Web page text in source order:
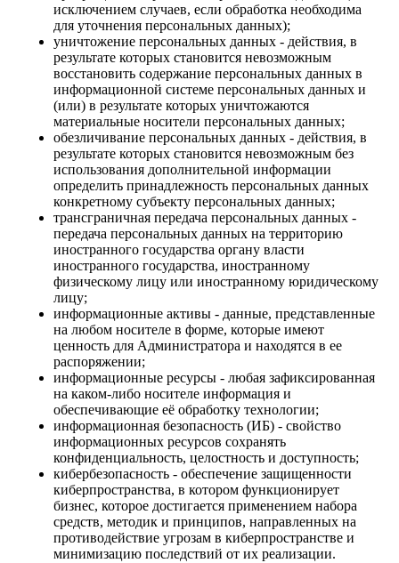
исключением случаев, если обработка необходима
для уточнения персональных данных);
уничтожение персональных данных - действия, в
результате которых становится невозможным
восстановить содержание персональных данных в
информационной системе персональных данных и
(или) в результате которых уничтожаются
материальные носители персональных данных;
обезличивание персональных данных - действия, в
результате которых становится невозможным без
использования дополнительной информации
определить принадлежность персональных данных
конкретному субъекту персональных данных;
трансграничная передача персональных данных -
передача персональных данных на территорию
иностранного государства органу власти
иностранного государства, иностранному
физическому лицу или иностранному юридическому
лицу;
информационные активы - данные, представленные
на любом носителе в форме, которые имеют
ценность для Администратора и находятся в ее
распоряжении;
информационные ресурсы - любая зафиксированная
на каком-либо носителе информация и
обеспечивающие её обработку технологии;
информационная безопасность (ИБ) - свойство
информационных ресурсов сохранять
конфиденциальность, целостность и доступность;
кибербезопасность - обеспечение защищенности
киберпространства, в котором функционирует
бизнес, которое достигается применением набора
средств, методик и принципов, направленных на
противодействие угрозам в киберпространстве и
минимизацию последствий от их реализации.